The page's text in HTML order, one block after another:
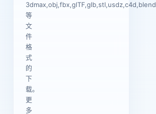
3dmax,obj,fbx,glTF,glb,stl,usdz,c4d,blend
等
文
件
格
式
的
下
载。
更
多